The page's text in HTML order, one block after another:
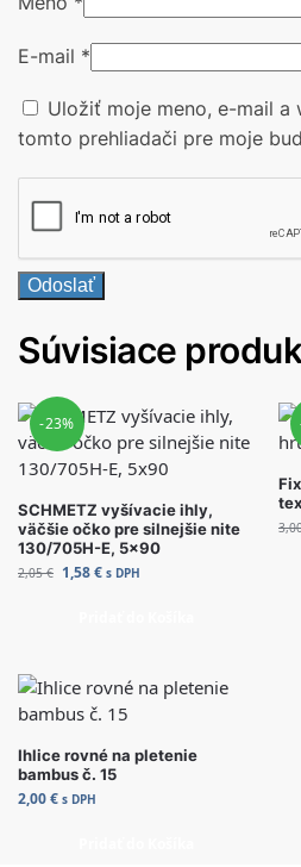
E-mail *
Uložiť moje meno, e-mail a
tomto prehliadači pre moje
Súvisiace
-23%
SCHMETZ vyšívacie ihly,
väčšie očko pre silnejšie nite
130/705H-E, 5×90
2,05€ 1,58€ s DPH
Ihlice rovné na pletenie
bambus č. 15
2,00€ s DPH